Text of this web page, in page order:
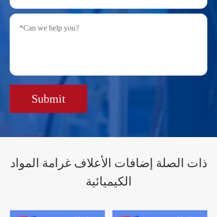
Submit
ذات الصلة إضافات الأعلاف غرامة المواد
الكيميائية